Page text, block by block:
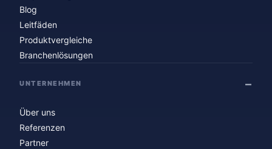
Blog
Leitfäden
Produktvergleiche
Branchenlösungen
UNTERNEHMEN
Über uns
Referenzen
Partner